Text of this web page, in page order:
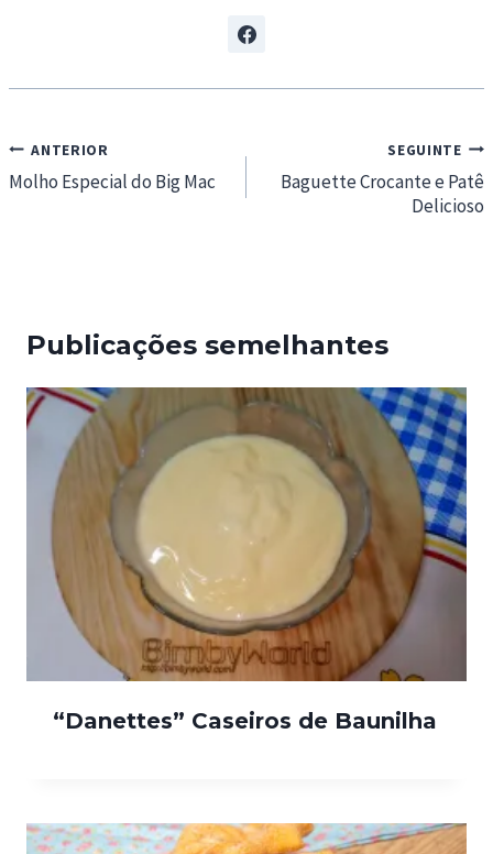
Navegação
de
ANTERIOR
Molho Especial do Big Mac
SEGUINTE
Baguette Crocante e Patê
Delicioso
Publicações semelhantes
“Danettes” Caseiros de Baunilha